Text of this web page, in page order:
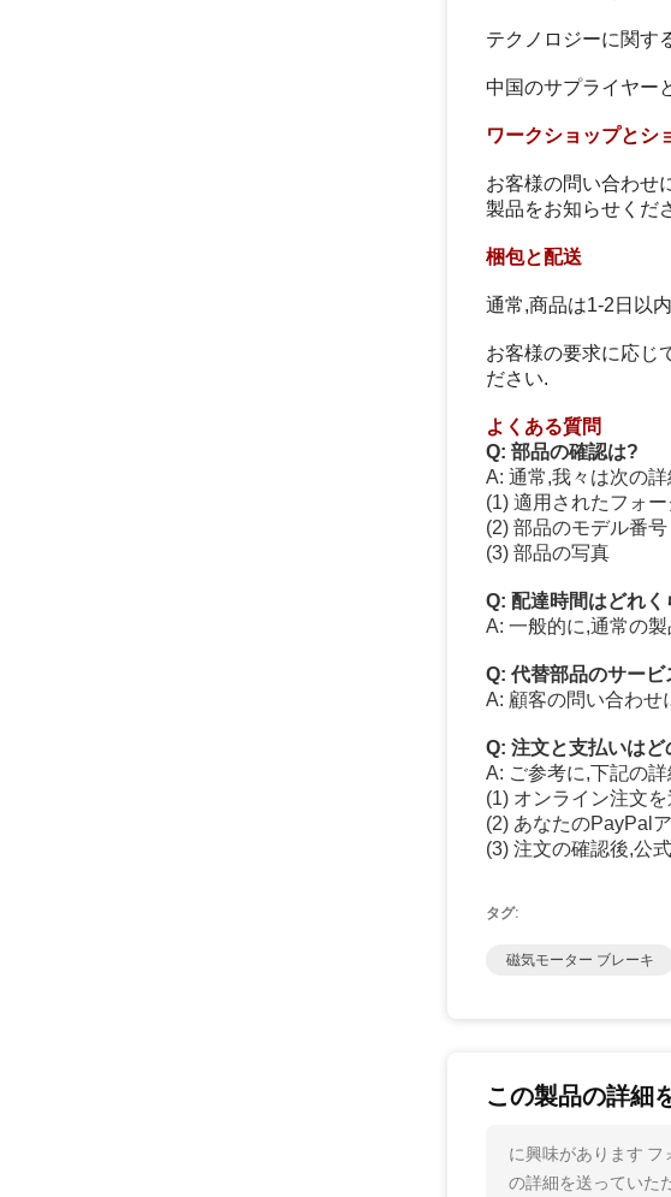
テクノロジーに関す
中国のサプライヤー
ワークショップとシ
お客様の問い合わせ
製品をお知らせくだ
梱包と配送
通常,商品は1-2日以
お客様の要求に応じ
ださい.
よくある質問
Q: 部品の確認は?
A: 通常,我々は次の
(1) 適用されたフォ
(2) 部品のモデル番号
(3) 部品の写真
Q: 配達時間はどれく
A: 一般的に,通常の
Q: 代替部品のサービ
A: 顧客の問い合わせ
Q: 注文と支払いは
A: ご参考に,下記の
(1) オンライン注文
(2) あなたのPayPal
(3) 注文の確認後,公
タグ:
磁気モーター ブレーキ
この製品の詳細
に興味があります フ
の詳細を送っていた